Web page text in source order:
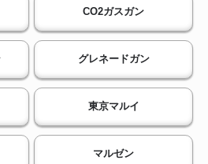
CO2ガスガン
グレネードガン
東京マルイ
マルゼン